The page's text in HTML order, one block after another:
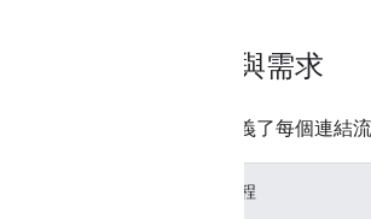
功能與需求
下表定義了每個連結
連結流程